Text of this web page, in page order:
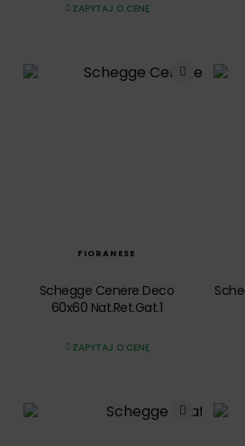
ZAPYTAJ O CENĘ
FIORANESE
Schegge Cenere Deco
60x60 Nat.Ret.Gat.1
ZAPYTAJ O CENĘ